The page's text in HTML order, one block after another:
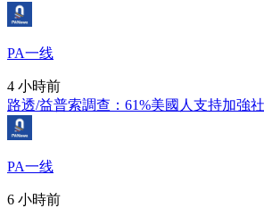
PA一线
4 小時前
路透/益普索調查：61%美國人支持加強
PA一线
6 小時前